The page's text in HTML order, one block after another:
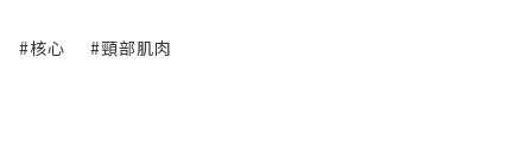
#核心 #頸部肌肉